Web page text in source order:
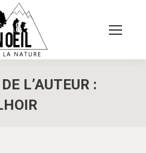
L’AUTEUR :